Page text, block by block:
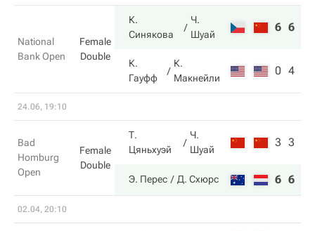
National
Bank Open
Female
Double
К.
Синякова
Ч.
Шуай
6 6
К.
Гауфф
К.
Макнейли
0 4
24.06, 19:10
Bad
Homburg
Open
Female
Double
Т.
Цяньхуэй
Ч.
Шуай
3 3
Э. Перес Д. Схюрс 6 6
02.04, 20:10